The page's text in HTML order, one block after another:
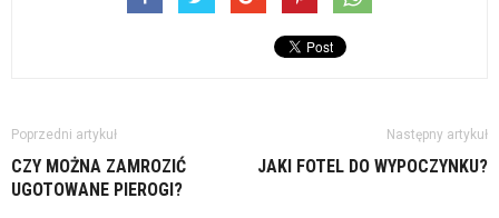
Poprzedni artykuł
CZY MOŻNA ZAMROZIĆ
UGOTOWANE PIEROGI?
Następny artykuł
JAKI FOTEL DO WYPOCZYNKU?